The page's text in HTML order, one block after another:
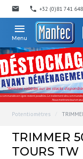
+32 (0)81 741 648
Menu
*Remises valables sur les stocks
commandes en ligne restent possibles. Le traitement des
Nous mettrons tout en
Potentiomètres
TRIMMER
TOURS TW